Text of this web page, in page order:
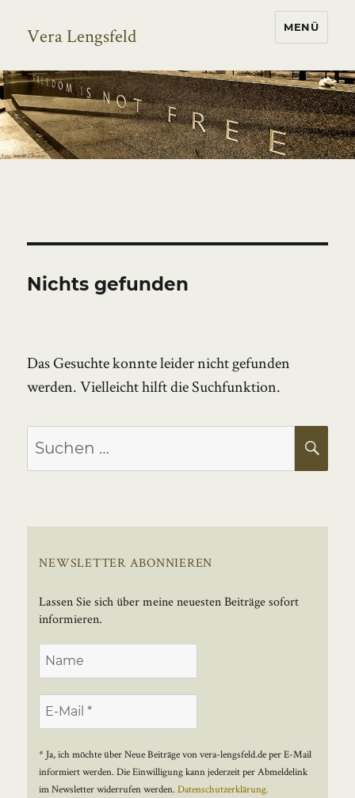
Vera Lengsfeld MENÜ
Nichts gefunden
Das Gesuchte konnte leider nicht gefunden
werden. Vielleicht hilft die Suchfunktion.
Suchen
nach:
NEWSLETTER ABONNIEREN
Lassen Sie sich über meine neuesten Beiträge sofort
informieren.
* Ja, ich möchte über Neue Beiträge von vera-lengsfeld.de per E-Mail
informiert werden. Die Einwilligung kann jederzeit per Abmeldelink
im Newsletter widerrufen werden.Datenschutzerklärung.